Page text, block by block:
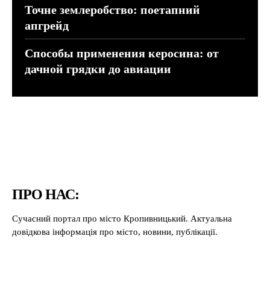
Точне землеробство: поетапний
апгрейд
Способы применения керосина: от
дачной грядки до авиации
ПРО НАС:
Сучасний портал про місто Кропивницький. Актуальна
довідкова інформація про місто, новини, публікації.